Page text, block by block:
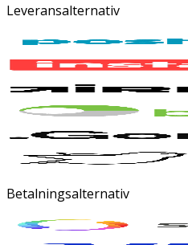
Leveransalternativ
Betalningsalternativ